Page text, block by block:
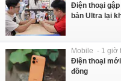
Điện thoại
bản Ultra lại
Mobile - 1 giờ
Điện thoại
đồng